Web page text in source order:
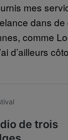
mes
dans
comme
d’ailleurs